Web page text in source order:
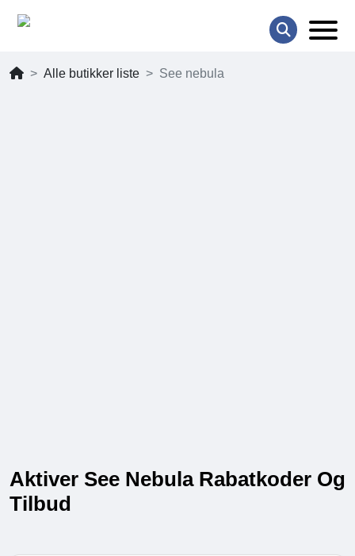
Alle butikker liste See nebula
Aktiver See Nebula Rabatkoder Og
Tilbud